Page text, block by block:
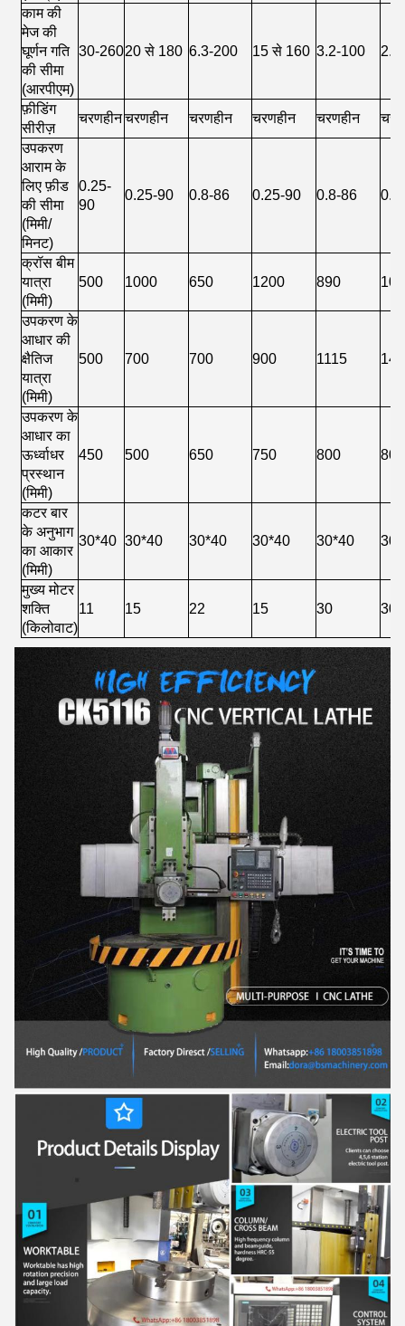
काम की
मेज की
घूर्णन गति
की सीमा
(आरपीएम)
30-26020 से 180 6.3-200 15 से 160 3.2-100
फ़ीडिंग
सीरीज़
चरणहीनचरणहीन चरणहीन चरणहीन चरणहीन
उपकरण
आराम के
लिए फ़ीड
की सीमा
(मिमी/
मिनट)
0.25-
90
0.25-90 0.8-86 0.25-90 0.8-86
क्रॉस बीम
यात्रा
(मिमी)
500 1000 650 1200 890
उपकरण के
आधार की
क्षैतिज
यात्रा
(मिमी)
500 700 700 900 1115
उपकरण के
आधार का
ऊर्ध्वाधर
प्रस्थान
(मिमी)
450 500 650 750 800 800
कटर बार
के अनुभाग
का आकार
(मिमी)
30*40 30*40 30*40 30*40 30*40
मुख्य मोटर
शक्ति
(किलोवाट)
11 15 22 15 30 30